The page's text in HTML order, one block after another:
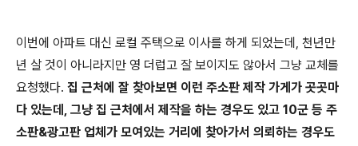
이번에 아파트 대신 로컬 주택으로 이사를 하게 되었는데, 천년만
년 살 것이 아니라지만 영 더럽고 잘 보이지도 않아서 그냥 교체를
요청했다. 집 근처에 잘 찾아보면 이런 주소판 제작 가게가 곳곳마
다 있는데, 그냥 집 근처에서 제작을 하는 경우도 있고 10군 등 주
소판&광고판 업체가 모여있는 거리에 찾아가서 의뢰하는 경우도